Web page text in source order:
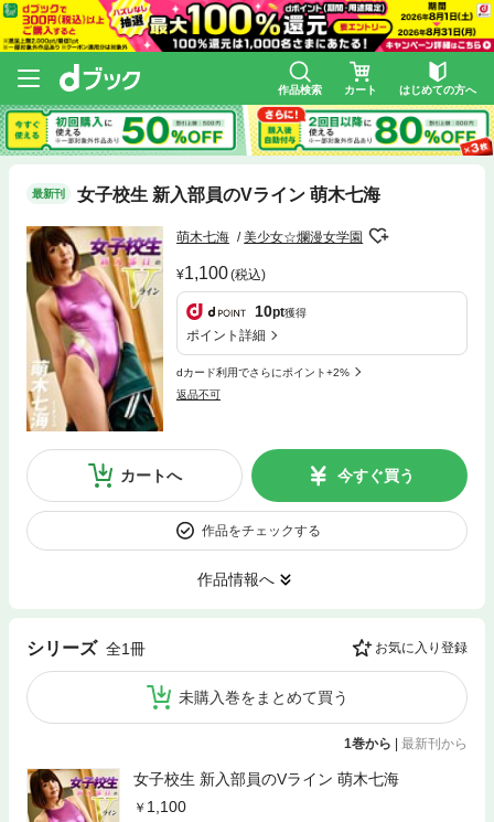
作品検索 カート はじめての方へ
最新刊 女子校生 新入部員のVライン 萌木七海
萌木七海 美少女☆爛漫女学園
1,100(税込)
10pt獲得
ポイント詳細
dカード利用でさらにポイント+2%
返品不可
カートへ 今すぐ買う
作品をチェックする
作品情報へ
シリーズ 全1冊 お気に入り登録
未購入巻をまとめて買う
1巻から 最新刊から
女子校生 新入部員のVライン 萌木七海
1,100